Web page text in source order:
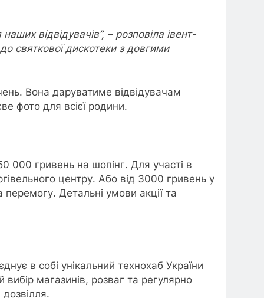
відвідувачів”, – розповіла івент-
святкової дискотеки з довгими
Вона даруватиме відвідувачам
фото для всієї родини.
000 гривень на шопінг. Для участі в
центру. Або від 3000 гривень у
Детальні умови акції та
в собі унікальний технохаб України
магазинів, розваг та регулярно